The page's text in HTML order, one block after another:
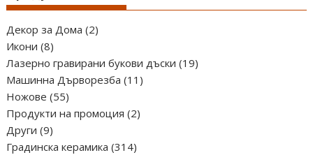
Декор за Дома 22
Икони 88
продукта
Лазерно гравирани букови дъски 1919
Машинна Дърворезба 11 11
Ножове 5555
продукта
Продукти на промоция 22
Други 99
продукта
Градинска керамика 314314